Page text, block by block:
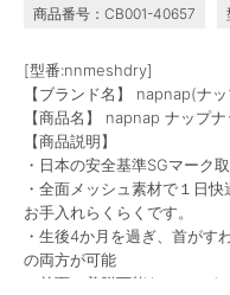
商品番号：CB001-40657
[型番:nnmeshdry]
【ブランド名】 napnap(ナ
【商品名】 napnap ナップ
【商品説明】
・日本の安全基準SGマーク
・全面メッシュ素材で１日
お手入れらくらくです。
・生後4か月を過ぎ、首がす
の両方が可能
・前面に着脱可能なファス